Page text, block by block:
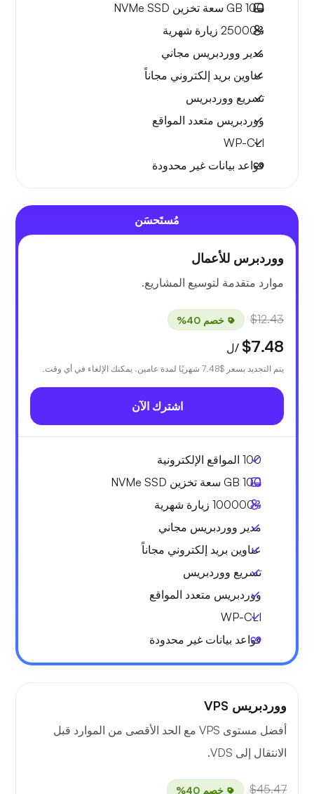
100 GB
سعة تخزين NVMe SSD
~25000
زيارة شهرية
مدير ووردبريس مجاني
عناوين بريد إلكتروني مجاناً
تسريع ووردبريس
ووردبريس متعدد المواقع
WP-CLI
قواعد بيانات غير محدودة
مُستَحسَن
ووردبرس للأعمال
موارد متقدمة لتوسيع المشاريع.
$12.43 خصم 40%
$7.48 /ل
يتم التجديد بسعر $7.48 شهريًا لمدة عامين. يمكنك الإلغاء في أي وقت.
اشترك الآن
100 المواقع الإلكترونية
100 GB
سعة تخزين NVMe SSD
~100000
زيارة شهرية
مدير ووردبريس مجاني
عناوين بريد إلكتروني مجاناً
تسريع ووردبريس
ووردبريس متعدد المواقع
WP-CLI
قواعد بيانات غير محدودة
ووردبريس VPS
أفضل مستوى VPS مع الحد الأقصى من الموارد قبل
الانتقال إلى VDS.
$45.47 خصم 40%